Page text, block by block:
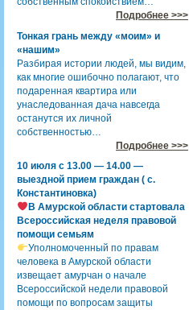
Подробнее >>>
Тонкая грань между «моим» и
«нашим»
Разбирая истории людей, мы видим,
как многие ошибочно полагают, что
подаренная квартира или
унаследованная дача навсегда
останутся их личной
собственностью…
Подробнее >>>
10 июля с 13.00 — 14.00 —
выездной прием граждан ( с.
Константиновка)
В Амурской области стартовала
Всероссийская неделя правовой
помощи семьям
Уполномоченный по правам
человека в Амурской области
извещает амурчан о начале
Всероссийской недели правовой
помощи по вопросам защиты